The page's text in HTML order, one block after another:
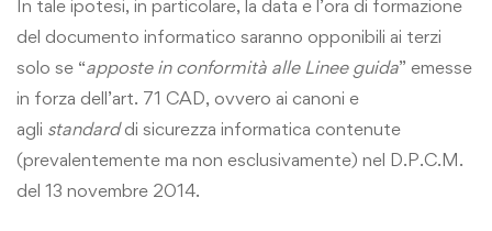
In tale ipotesi, in particolare, la data e l’ora di formazione
del documento informatico saranno opponibili ai terzi
solo se “apposte in conformità alle Linee guida” emesse
in forza dell’art. 71 CAD, ovvero ai canoni e
agli standarddi sicurezza informatica contenute
(prevalentemente ma non esclusivamente) nel D.P.C.M.
del 13 novembre 2014.